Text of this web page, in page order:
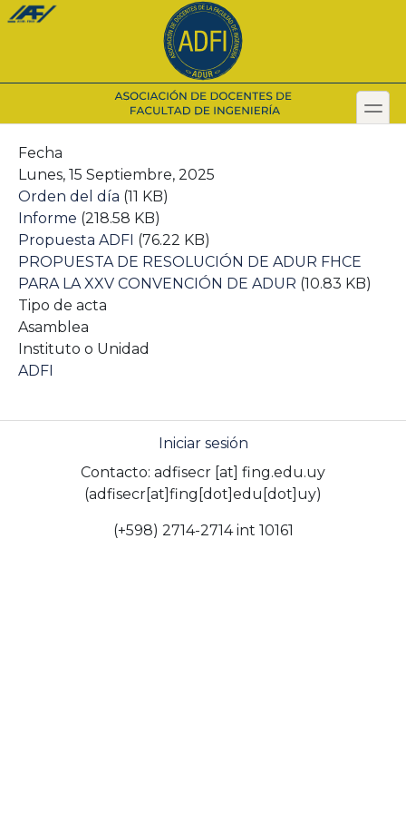
Pasar
toggle
Secondary menu
Fecha
Lunes, 15 Septiembre, 2025
Orden del día (11 KB)
Informe (218.58 KB)
Propuesta ADFI (76.22 KB)
PROPUESTA DE RESOLUCIÓN DE ADUR FHCE
PARA LA XXV CONVENCIÓN DE ADUR (10.83 KB)
Tipo de acta
Asamblea
Instituto o Unidad
ADFI
Iniciar sesión
Contacto: adfisecr [at] fing.edu.uy
(adfisecr[at]fing[dot]edu[dot]uy)
(+598) 2714-2714 int 10161